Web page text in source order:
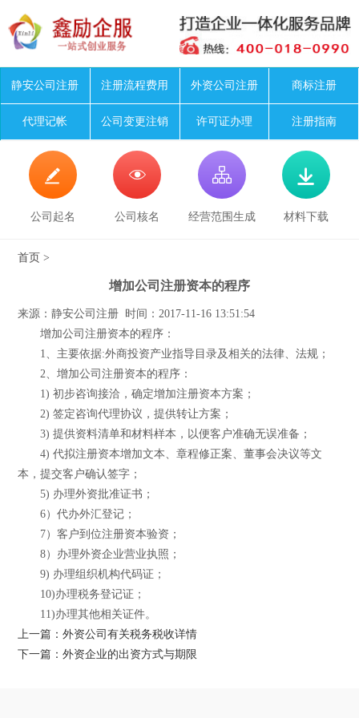
静安公司注册 注册流程费用 外资公司注册 商标注册
代理记帐 公司变更注销 许可证办理 注册指南

公司起名

公司核名

经营范围生成

材料下载
首页 >
增加公司注册资本的程序
来源：静安公司注册 时间：2017-11-16 13:51:54
增加公司注册资本的程序：
1、主要依据:外商投资产业指导目录及相关的法律、法规；
2、增加公司注册资本的程序：
1) 初步咨询接洽，确定增加注册资本方案；
2) 签定咨询代理协议，提供转让方案；
3) 提供资料清单和材料样本，以便客户准确无误准备；
4) 代拟注册资本增加文本、章程修正案、董事会决议等文
本，提交客户确认签字；
5) 办理外资批准证书；
6）代办外汇登记；
7）客户到位注册资本验资；
8）办理外资企业营业执照；
9) 办理组织机构代码证；
10)办理税务登记证；
11)办理其他相关证件。
上一篇：外资公司有关税务税收详情
下一篇：外资企业的出资方式与期限